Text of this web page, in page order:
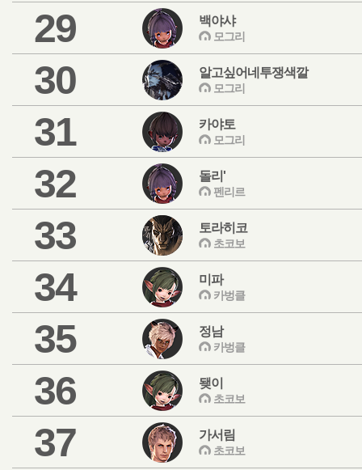
29 백야샤
모그리
30 알고싶어네투쟁색깔
모그리
31 카야토
모그리
32 돌리'
펜리르
33 토라히코
초코보
34 미파
카벙클
35 정남
카벙클
36 됒이
초코보
37 가서림
초코보